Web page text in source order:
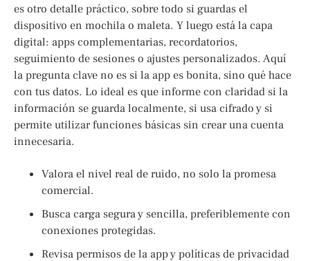
es otro detalle práctico, sobre todo si guardas el
dispositivo en mochila o maleta. Y luego está la capa
digital: apps complementarias, recordatorios,
seguimiento de sesiones o ajustes personalizados. Aquí
la pregunta clave no es si la app es bonita, sino qué hace
con tus datos. Lo ideal es que informe con claridad si la
información se guarda localmente, si usa cifrado y si
permite utilizar funciones básicas sin crear una cuenta
innecesaria.
Valora el nivel real de ruido, no solo la promesa
comercial.
Busca carga segura y sencilla, preferiblemente con
conexiones protegidas.
Revisa permisos de la app y políticas de privacidad